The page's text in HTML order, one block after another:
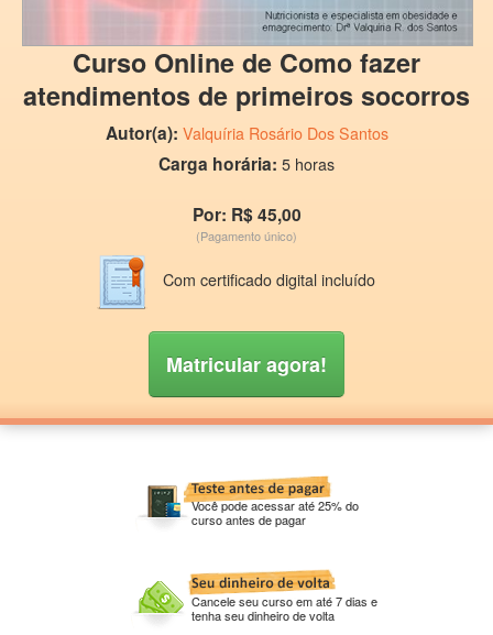
Curso Online de Como fazer
atendimentos de primeiros socorros
Autor(a): Valquíria Rosário Dos Santos
Carga horária: 5 horas
Por: R$ 45,00
(Pagamento único)
Com certificado digital incluído
Matricular agora!
Você pode acessar até 25% do
curso antes de pagar
Cancele seu curso em até 7 dias e
tenha seu dinheiro de volta